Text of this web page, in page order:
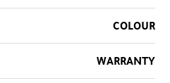
COLOUR
WARRANTY